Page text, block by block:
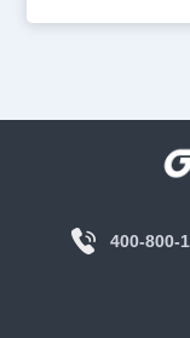
400-800-